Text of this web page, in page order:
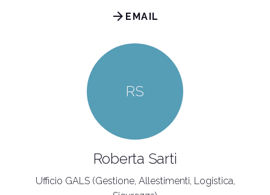
EMAIL
arrow_forward
RS
Roberta Sarti
Ufficio GALS (Gestione, Allestimenti, Logistica,